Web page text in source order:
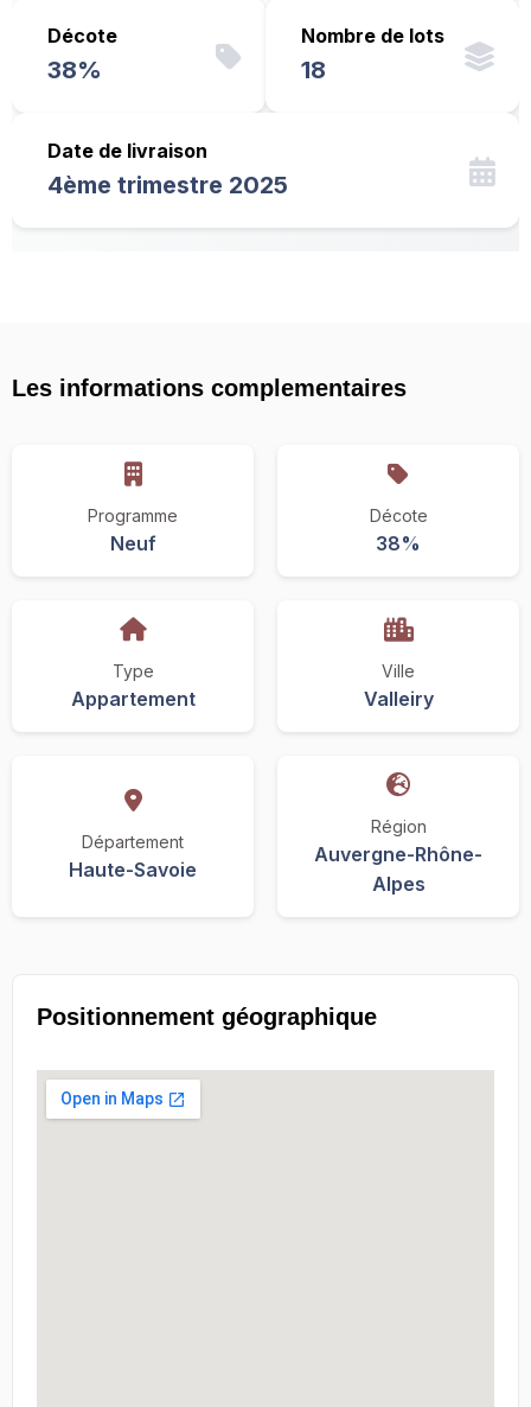
Décote
38%
Nombre de lots
18
Date de livraison
4ème trimestre 2025
Les informations complementaires
Programme
Neuf
Décote
38%
Type
Appartement
Ville
Valleiry
Département
Haute-Savoie
Région
Auvergne-Rhône-
Alpes
Positionnement géographique